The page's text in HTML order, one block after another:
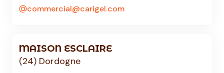
commercial@carigel.com
MAISON ESCLAIRE
(24) Dordogne